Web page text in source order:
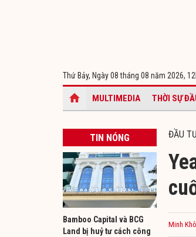
Thứ Bảy, Ngày 08 tháng 08 năm 2026,
MULTIMEDIA THỜI SỰ
TIN NÓNG
Bamboo Capital và BCG
Land bị huỷ tư cách công
ĐẦU
Minh